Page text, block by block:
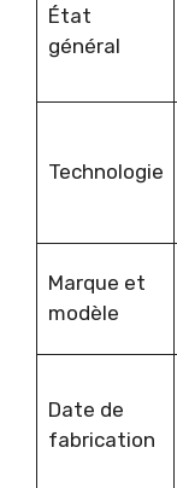
État
général
Technologie
Marque et
modèle
Date de
fabrication